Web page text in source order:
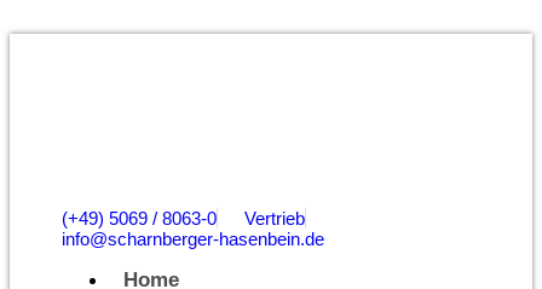
(+49) 5069 / 8063-0
Vertrieb
info@scharnberger-hasenbein.de
Home